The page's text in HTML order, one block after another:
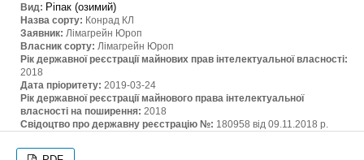
Вид: Ріпак (озимий)
Назва сорту: Конрад КЛ
Заявник: Лімагрейн Юроп
Власник сорту: Лімагрейн Юроп
Рік державної реєстрації майнових прав інтелектуальної власності:
2018
Дата пріоритету: 2019-03-24
Рік державної реєстрації майнового права інтелектуальної
власності на поширення: 2018
Свідоцтво про державну реєстрацію №: 180958 від 09.11.2018 р.